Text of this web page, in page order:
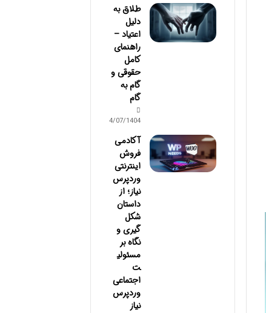
طلاق به
دلیل
اعتیاد –
راهنمای
کامل
حقوقی و
گام به
گام
14/07/1404
آکادمی
فروش
اینترنتی
وردپرس
نیاز؛ از
داستان
شکل
گیری و
نگاه بر
مسئولی
ت
اجتماعی
وردپرس
نیاز